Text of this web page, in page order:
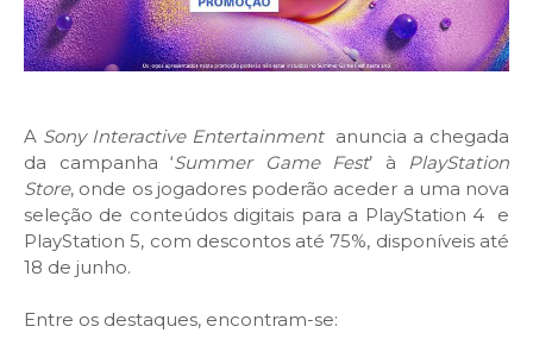
A Sony Interactive Entertainmentanuncia a chegada
da campanha ‘Summer Game Fest’ à PlayStation
Store, onde os jogadores poderão aceder a uma nova
seleção de conteúdos digitais para a PlayStation 4 e
PlayStation 5, com descontos até 75%, disponíveis até
18 de junho.
Entre os destaques, encontram-se: